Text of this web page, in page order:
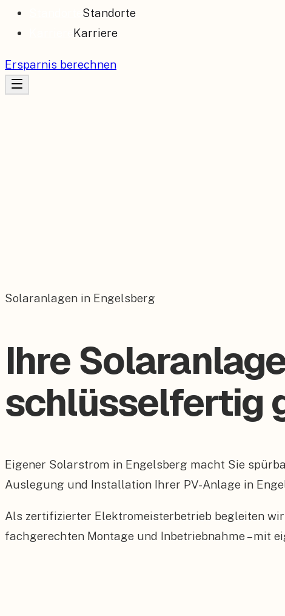
Standorte
Karriere
Ersparnis berechnen
Solaranlagen in Engelsberg
Ihre
schlüsselfertig
Eigener Solarstrom in Engelsberg macht Sie
Auslegung und Installation Ihrer PV-Anlage in
Als zertifizierter Elektromeisterbetrieb begleiten
fachgerechten Montage und Inbetriebnahme – mit